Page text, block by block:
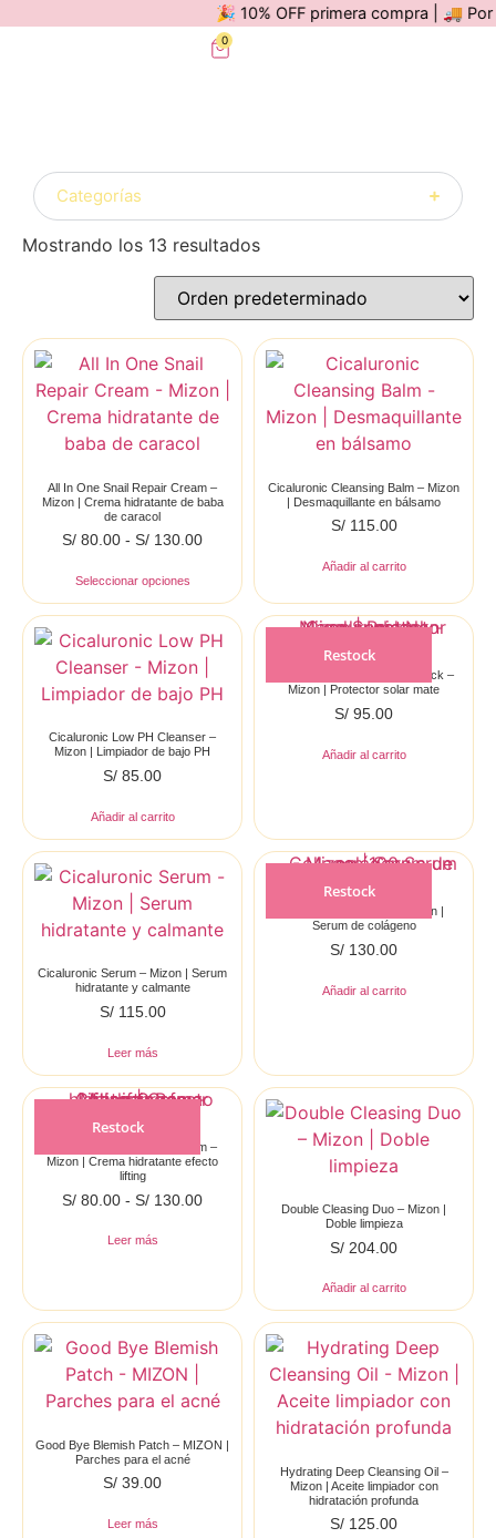
🎉 10% OFF primera compra | 🚚 Por
0
Categorías
Mostrando los 13 resultados
All In One Snail Repair Cream –
Mizon | Crema hidratante de baba
de caracol
S/ 80.00 - S/ 130.00
Seleccionar opciones
Cicaluronic Cleansing Balm – Mizon
| Desmaquillante en bálsamo
S/115.00
Añadir al carrito
Cicaluronic Low PH Cleanser –
Mizon | Limpiador de bajo PH
S/ 85.00
Añadir al carrito
Restock
Cicaluronic Non Nano Sunblock –
Mizon | Protector solar mate
S/ 95.00
Añadir al carrito
Cicaluronic Serum – Mizon | Serum
hidratante y calmante
S/115.00
Leer más
Restock
Collagen 100 Serum – Mizon |
Serum de colágeno
S/ 130.00
Añadir al carrito
Restock
Collagen Power Lifting Cream –
Mizon | Crema hidratante efecto
lifting
S/ 80.00 - S/ 130.00
Leer más
Double Cleasing Duo – Mizon |
Doble limpieza
S/ 204.00
Añadir al carrito
Good Bye Blemish Patch – MIZON |
Parches para el acné
S/ 39.00
Leer más
Hydrating Deep Cleansing Oil –
Mizon | Aceite limpiador con
hidratación profunda
S/ 125.00